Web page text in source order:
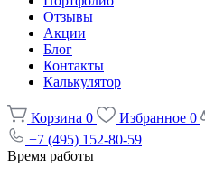
Отзывы
Акции
Блог
Контакты
Калькулятор
Корзина 0 Избранное 0
+7 (495) 152-80-59
Время работы